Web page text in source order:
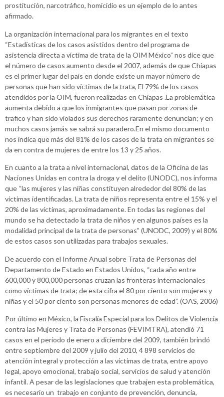
prostitución, narcotráfico, homicidio es un ejemplo de lo antes
afirmado.
La organización internacional para los migrantes en el texto
“Estadísticas de los casos asistidos dentro del programa de
asistencia directa a víctima de trata de la OIM México” nos dice que
el número de casos aumento desde el 2007, además de que Chiapas
es el primer lugar del país en donde existe un mayor número de
personas que han sido víctimas de la trata, El 79% de los casos
atendidos por la OIM, fueron realizadas en Chiapas .La problemática
aumenta debido a que los inmigrantes que pasan por zonas de
trafico y han sido violados sus derechos raramente denuncian; y en
muchos casos jamás se sabrá su paradero.En el mismo documento
nos indica que más del 81% de los casos de la trata en migrantes se
da en contra de mujeres de entre los 13 y 25 años.
En cuanto a la trata a nivel internacional, datos de la Oficina de las
Naciones Unidas en contra la droga y el delito (UNODC), nos informa
que “las mujeres y las niñas constituyen alrededor del 80% de las
víctimas identificadas. La trata de niños representa entre el 15% y el
20% de las víctimas, aproximadamente. En todas las regiones del
mundo se ha detectado la trata de niños y en algunos países es la
modalidad principal de la trata de personas” (UNODC, 2009) y el 80%
de estos casos son utilizadas para trabajos sexuales.
De acuerdo con el Informe Anual sobre Trata de Personas del
Departamento de Estado en Estados Unidos, “cada año entre
600,000 y 800,000 personas cruzan las fronteras internacionales
como víctimas de trata; de esta cifra el 80 por ciento son mujeres y
niñas y el 50 por ciento son personas menores de edad”. (OAS, 2006)
Por último en México, la Fiscalía Especial para los Delitos de Violencia
contra las Mujeres y Trata de Personas (FEVIMTRA), atendió 71
casos en el período de enero a diciembre del 2009, también brindó
entre septiembre del 2009 y julio del 2010, 4 898 servicios de
atención integral y protección a las víctimas de trata, entre apoyo
legal, apoyo emocional, trabajo social, servicios de salud y atención
infantil. A pesar de las legislaciones que trabajen esta problemática,
es necesario un trabajo en conjunto de prevención, denuncia,